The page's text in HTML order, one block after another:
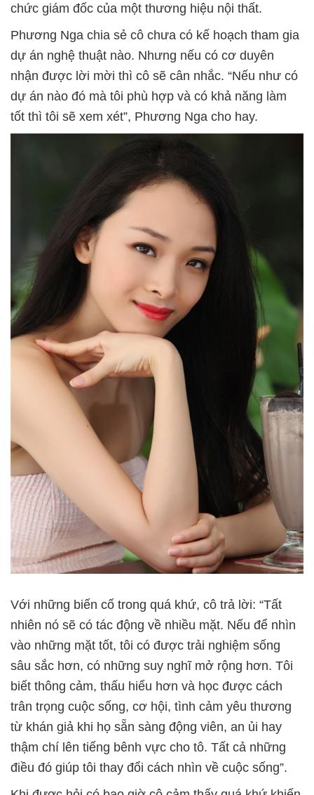
chức giám đốc của một thương hiệu nội thất.
Phương Nga chia sẻ cô chưa có kế hoạch tham gia
dự án nghệ thuật nào. Nhưng nếu có cơ duyên
nhận được lời mời thì cô sẽ cân nhắc. “Nếu như có
dự án nào đó mà tôi phù hợp và có khả năng làm
tốt thì tôi sẽ xem xét”, Phương Nga cho hay.
Với những biến cố trong quá khứ, cô trả lời: “Tất
nhiên nó sẽ có tác động về nhiều mặt. Nếu để nhìn
vào những mặt tốt, tôi có được trải nghiệm sống
sâu sắc hơn, có những suy nghĩ mở rộng hơn. Tôi
biết thông cảm, thấu hiểu hơn và học được cách
trân trọng cuộc sống, cơ hội, tình cảm yêu thương
từ khán giả khi họ sẵn sàng động viên, an ủi hay
thậm chí lên tiếng bênh vực cho tô. Tất cả những
điều đó giúp tôi thay đổi cách nhìn về cuộc sống”.